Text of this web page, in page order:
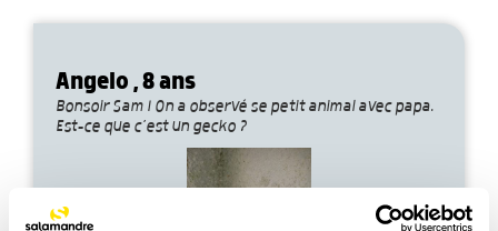
Angelo , 8 ans
Bonsoir Sam ! On a observé se petit animal avec papa.
Est-ce que c’est un gecko ?